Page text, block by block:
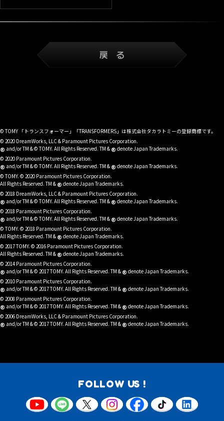
© TOMY 「トランスフォーマー」「TRANSFORMERS」は株式会社タカラトミーの登録商標です。
© 2020 DreamWorks, LLC & Paramount Pictures Corporation.
® and/or TM & © TOMY. All Rights Reserved. TM & ® denote Japan Trademarks.
© 2020 Paramount Pictures Corporation.
® and/or TM & © TOMY. All Rights Reserved. TM & ® denote Japan Trademarks.
© TOMY. © 2020 Paramount Pictures Corporation.
All Rights Reserved. TM & ® denote Japan Trademarks.
© 2018 DreamWorks, LLC & Paramount Pictures Corporation.
® and/or TM & © TOMY. All Rights Reserved. TM & ® denote Japan Trademarks.
© 2018 Paramount Pictures Corporation.
® and/or TM & © TOMY. All Rights Reserved. TM & ® denote Japan Trademarks.
© TOMY. © 2018 Paramount Pictures Corporation.
All Rights Reserved. TM & ® denote Japan Trademarks.
© 2017 TOMY. © 2016 Paramount Pictures Corporation.
All Rights Reserved. TM & ® denote Japan Trademarks.
© 2014 Paramount Pictures Corporation.
® and/or TM & © 2017 TOMY. All Rights Reserved. TM & ® denote Japan Trademarks.
© 2010 Paramount Pictures Corporation.
® and/or TM & © 2017 TOMY. All Rights Reserved. TM & ® denote Japan Trademarks.
© 2008 Paramount Pictures Corporation.
® and/or TM & © 2017 TOMY. All Rights Reserved. TM & ® denote Japan Trademarks.
© 2006 DreamWorks, LLC & Paramount Pictures Corporation.
® and/or TM & © 2017 TOMY. All Rights Reserved. TM & ® denote Japan Trademarks.
FOLLOW US !